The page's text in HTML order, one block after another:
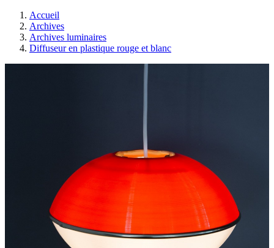
Accueil
Archives
Archives luminaires
Diffuseur en plastique rouge et blanc